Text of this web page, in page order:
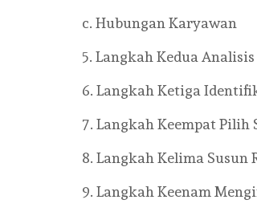
c. Hubungan Karyawan
5. Langkah Kedua
6. Langkah Ketiga
7. Langkah Keempat Pilih
8. Langkah Kelima Susun
9. Langkah Keenam